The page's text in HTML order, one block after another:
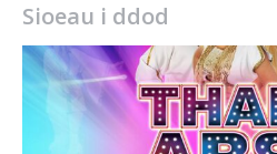
Sioeau i ddod